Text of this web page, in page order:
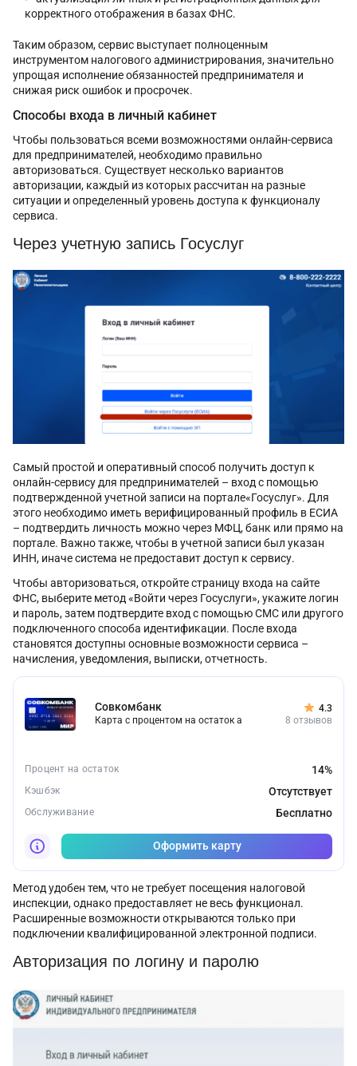
корректного отображения в базах ФНС.
Таким образом, сервис выступает полноценным
инструментом налогового администрирования, значительно
упрощая исполнение обязанностей предпринимателя и
снижая риск ошибок и просрочек.
Способы входа в личный кабинет
Чтобы пользоваться всеми возможностями онлайн-сервиса
для предпринимателей, необходимо правильно
авторизоваться. Существует несколько вариантов
авторизации, каждый из которых рассчитан на разные
ситуации и определенный уровень доступа к функционалу
сервиса.
Через учетную запись Госуслуг
Самый простой и оперативный способ получить доступ к
онлайн-сервису для предпринимателей – вход с помощью
подтвержденной учетной записи на портале«Госуслуг». Для
этого необходимо иметь верифицированный профиль в ЕСИА
– подтвердить личность можно через МФЦ, банк или прямо на
портале. Важно также, чтобы в учетной записи был указан
ИНН, иначе система не предоставит доступ к сервису.
Чтобы авторизоваться, откройте страницу входа на сайте
ФНС, выберите метод «Войти через Госуслуги», укажите логин
и пароль, затем подтвердите вход с помощью СМС или другого
подключенного способа идентификации. После входа
становятся доступны основные возможности сервиса –
начисления, уведомления, выписки, отчетность.
Совкомбанк
Карта с процентом на остаток а
4.3
8 отзывов
Процент на остаток 14%
Кэшбэк Отсутствует
Обслуживание Бесплатно
Оформить карту
Метод удобен тем, что не требует посещения налоговой
инспекции, однако предоставляет не весь функционал.
Расширенные возможности открываются только при
подключении квалифицированной электронной подписи.
Авторизация по логину и паролю